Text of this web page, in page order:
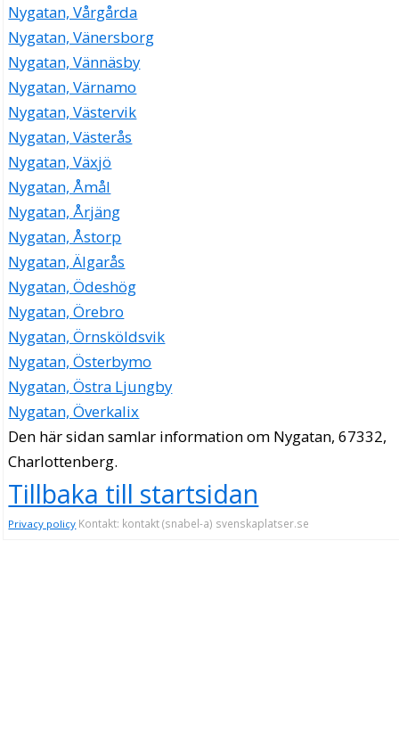
Nygatan, Vårgårda
Nygatan, Vänersborg
Nygatan, Vännäsby
Nygatan, Värnamo
Nygatan, Västervik
Nygatan, Västerås
Nygatan, Växjö
Nygatan, Åmål
Nygatan, Årjäng
Nygatan, Åstorp
Nygatan, Älgarås
Nygatan, Ödeshög
Nygatan, Örebro
Nygatan, Örnsköldsvik
Nygatan, Österbymo
Nygatan, Östra Ljungby
Nygatan, Överkalix
Den här sidan samlar information om Nygatan, 67332,
Charlottenberg.
Tillbaka till startsidan
Privacy policy Kontakt: kontakt (snabel-a) svenskaplatser.se